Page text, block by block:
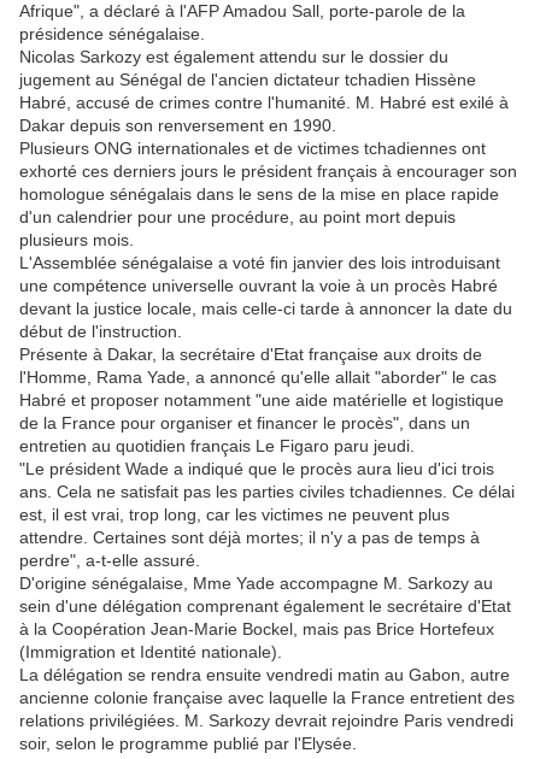
Afrique", a déclaré à l'AFP Amadou Sall, porte-parole de la
présidence sénégalaise.
Nicolas Sarkozy est également attendu sur le dossier du
jugement au Sénégal de l'ancien dictateur tchadien Hissène
Habré, accusé de crimes contre l'humanité. M. Habré est exilé à
Dakar depuis son renversement en 1990.
Plusieurs ONG internationales et de victimes tchadiennes ont
exhorté ces derniers jours le président français à encourager son
homologue sénégalais dans le sens de la mise en place rapide
d'un calendrier pour une procédure, au point mort depuis
plusieurs mois.
L'Assemblée sénégalaise a voté fin janvier des lois introduisant
une compétence universelle ouvrant la voie à un procès Habré
devant la justice locale, mais celle-ci tarde à annoncer la date du
début de l'instruction.
Présente à Dakar, la secrétaire d'Etat française aux droits de
l'Homme, Rama Yade, a annoncé qu'elle allait "aborder" le cas
Habré et proposer notamment "une aide matérielle et logistique
de la France pour organiser et financer le procès", dans un
entretien au quotidien français Le Figaro paru jeudi.
"Le président Wade a indiqué que le procès aura lieu d'ici trois
ans. Cela ne satisfait pas les parties civiles tchadiennes. Ce délai
est, il est vrai, trop long, car les victimes ne peuvent plus
attendre. Certaines sont déjà mortes; il n'y a pas de temps à
perdre", a-t-elle assuré.
D'origine sénégalaise, Mme Yade accompagne M. Sarkozy au
sein d'une délégation comprenant également le secrétaire d'Etat
à la Coopération Jean-Marie Bockel, mais pas Brice Hortefeux
(Immigration et Identité nationale).
La délégation se rendra ensuite vendredi matin au Gabon, autre
ancienne colonie française avec laquelle la France entretient des
relations privilégiées. M. Sarkozy devrait rejoindre Paris vendredi
soir, selon le programme publié par l'Elysée.